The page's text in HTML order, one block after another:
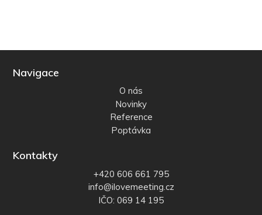
Navigace
O nás
Novinky
Reference
Poptávka
Kontakty
+420 606 661 795
info@ilovemeeting.cz
IČO: 069 14 195